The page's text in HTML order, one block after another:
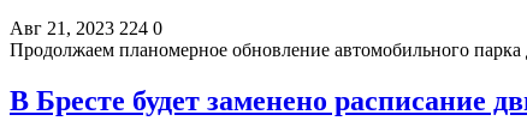
Авг 21, 2023 224 0
Продолжаем планомерное обновление автомобильного
В Бресте будет заменено расписание